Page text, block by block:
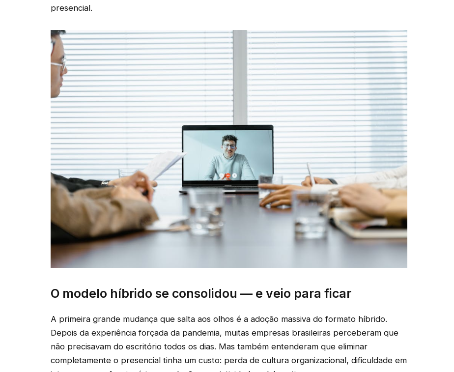
presencial.
O modelo híbrido se consolidou — e veio para ficar
A primeira grande mudança que salta aos olhos é a adoção massiva do formato híbrido.
Depois da experiência forçada da pandemia, muitas empresas brasileiras perceberam que
não precisavam do escritório todos os dias. Mas também entenderam que eliminar
completamente o presencial tinha um custo: perda de cultura organizacional, dificuldade em